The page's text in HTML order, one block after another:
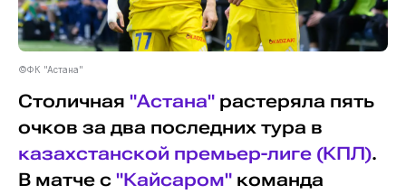
©ФК "Астана"
Столичная "Астана"растеряла пять
очков за два последних тура в
казахстанской премьер-лиге (КПЛ).
В матче с "Кайсаром"команда